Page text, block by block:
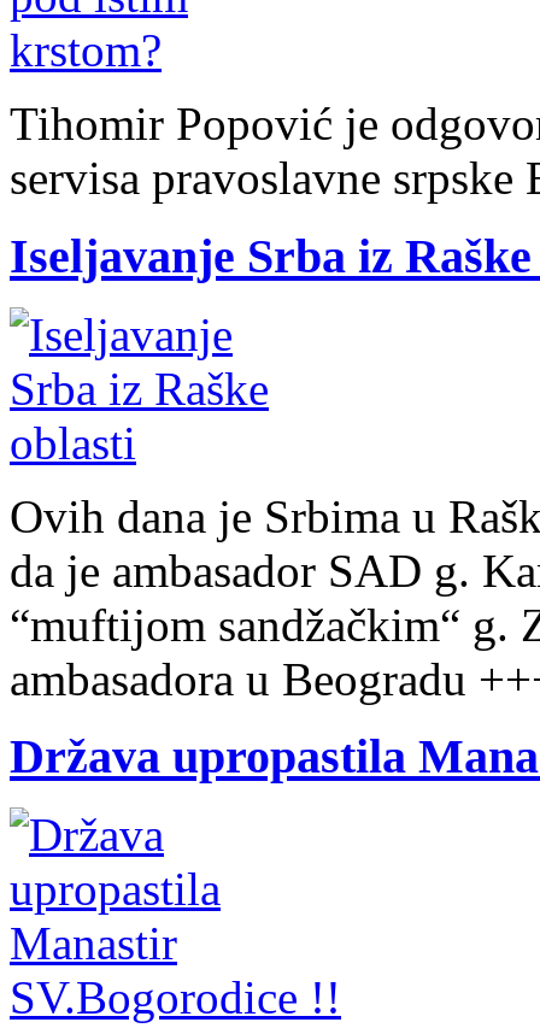
Tihomir Popović je
servisa pravoslavne
Iseljavanje Srba iz
Ovih dana je Srbima u
da je ambasador SAD g.
“muftijom sandžačkim“ g.
ambasadora u Beogradu
Država upropastila